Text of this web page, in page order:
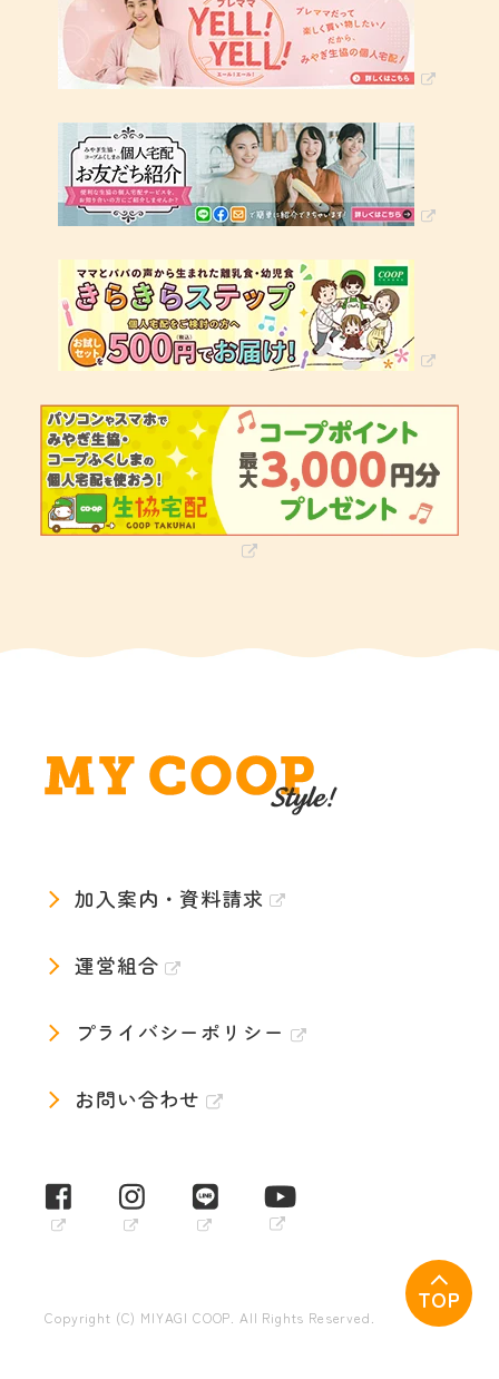
TOP
加入案内・資料請求
運営組合
プライバシーポリシー
お問い合わせ
Copyright (C) MIYAGI COOP. All Rights Reserved.